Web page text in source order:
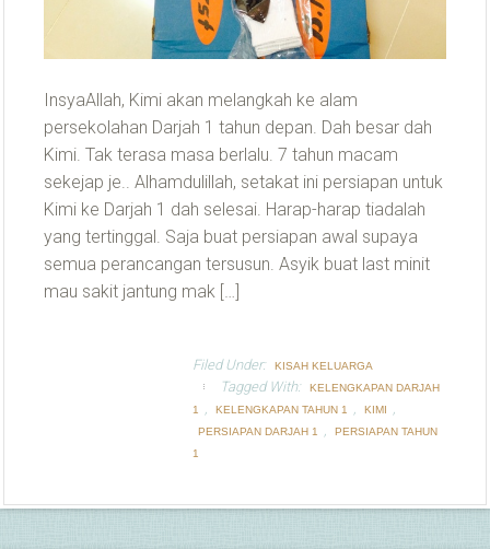
InsyaAllah, Kimi akan melangkah ke alam
persekolahan Darjah 1 tahun depan. Dah besar dah
Kimi. Tak terasa masa berlalu. 7 tahun macam
sekejap je.. Alhamdulillah, setakat ini persiapan untuk
Kimi ke Darjah 1 dah selesai. Harap-harap tiadalah
yang tertinggal. Saja buat persiapan awal supaya
semua perancangan tersusun. Asyik buat last minit
mau sakit jantung mak […]
Filed Under: KISAH KELUARGA
Tagged With:
KELENGKAPAN DARJAH
1
, KELENGKAPAN TAHUN 1 , KIMI ,
PERSIAPAN DARJAH 1 ,
PERSIAPAN TAHUN
1